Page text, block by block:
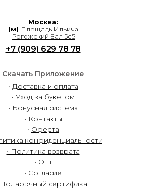
• Доставка и оплата
• Уход за букетом
• Бонусная система
• Контакты
• Оферта
конфиденциальности
• Политика возврата
• Опт
• Согласие
Подарочный сертификат
+7 (909) 629 78 78
Скачать Приложение
Москва:
(м) Площадь Ильича
Рогожский Вал 5с5